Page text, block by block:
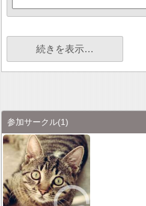
続きを表示…
参加サークル(1)